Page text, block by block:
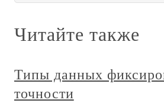
Читайте также
Типы данных
точности